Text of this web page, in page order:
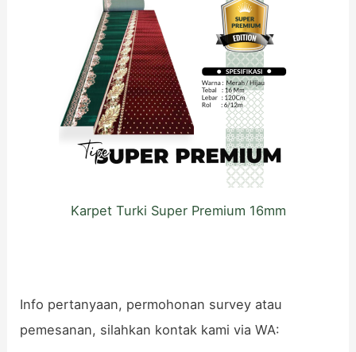
Karpet Turki Super Premium 16mm
Info pertanyaan, permohonan survey atau
pemesanan, silahkan kontak kami via WA: